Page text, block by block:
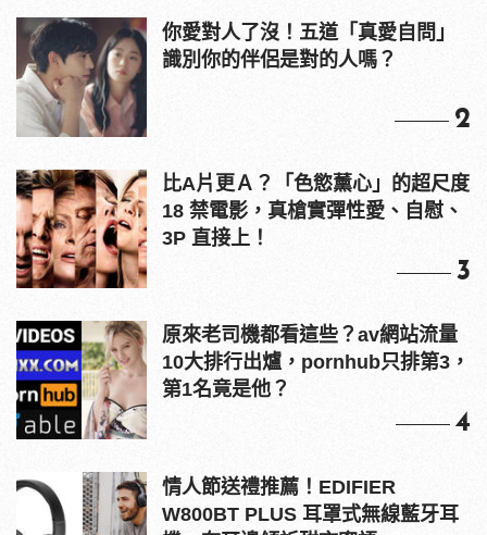
你愛對人了沒！五道「真愛自問」
識別你的伴侶是對的人嗎？
2
比A片更Ａ？「色慾薰心」的超尺度
18 禁電影，真槍實彈性愛、自慰、
3P 直接上！
3
原來老司機都看這些？av網站流量
10大排行出爐，pornhub只排第3，
第1名竟是他？
4
情人節送禮推薦！EDIFIER
W800BT PLUS 耳罩式無線藍牙耳